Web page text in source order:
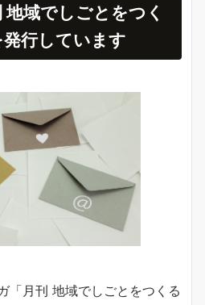
域でしごとをつく
行しています
「月刊 地域でしごとをつくる